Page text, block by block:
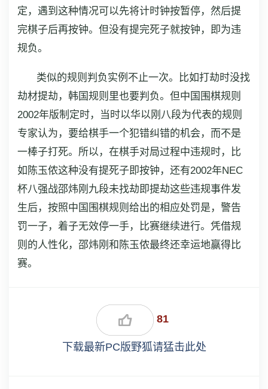
定，遇到这种情况可以先将计时钟按暂停，然后提
完棋子后再按钟。但没有提完死子就按钟，即为违
规负。
类似的规则判负实例不止一次。比如打劫时没找
劫材提劫，韩国规则里也要判负。但中国围棋规则
2002年版制定时，当时以华以刚八段为代表的规则
专家认为，要给棋手一个犯错纠错的机会，而不是
一棒子打死。所以，在棋手对局过程中违规时，比
如陈玉侬这种没有提死子即按钟，还有2002年NEC
杯八强战邵炜刚九段未找劫即提劫这些违规事件发
生后，按照中国围棋规则给出的相应处罚是，警告
罚一子，着子无效停一手，比赛继续进行。凭借规
则的人性化，邵炜刚和陈玉侬最终还幸运地赢得比
赛。
81
下载最新PC版野狐请猛击此处